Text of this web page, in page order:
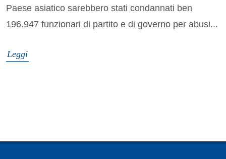
Paese asiatico sarebbero stati condannati ben
196.947 funzionari di partito e di governo per abusi...
Leggi